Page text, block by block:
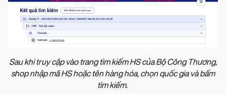
Sau khi truy cập vào trang tìm kiếm HS của Bộ Công Thương,
shop nhập mã HS hoặc tên hàng hóa, chọn quốc gia và bấm
tìm kiếm.